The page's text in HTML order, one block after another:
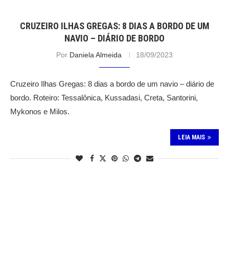
CRUZEIRO ILHAS GREGAS: 8 DIAS A BORDO DE UM
NAVIO – DIÁRIO DE BORDO
Por Daniela Almeida 18/09/2023
Cruzeiro Ilhas Gregas: 8 dias a bordo de um navio – diário de
bordo. Roteiro: Tessalônica, Kussadasi, Creta, Santorini,
Mykonos e Milos.
LEIA MAIS